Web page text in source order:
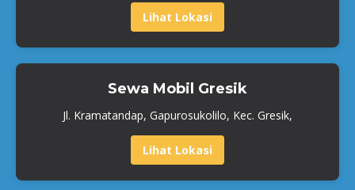
Lihat Lokasi
Sewa Mobil Gresik
Jl. Kramatandap, Gapurosukolilo, Kec. Gresik,
Lihat Lokasi